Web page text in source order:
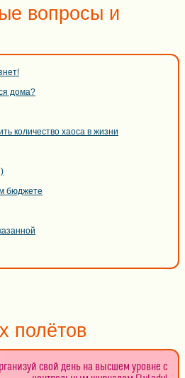
вопросы и
дома?
количество хаоса в жизни
бюджете
полётов
свой день на высшем уровне с